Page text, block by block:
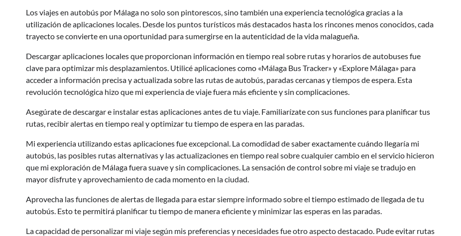
Los viajes en autobús por Málaga no solo son pintorescos, sino también una experiencia tecnológica gracias a la
utilización de aplicaciones locales. Desde los puntos turísticos más destacados hasta los rincones menos conocidos, cada
trayecto se convierte en una oportunidad para sumergirse en la autenticidad de la vida malagueña.
Descargar aplicaciones locales que proporcionan información en tiempo real sobre rutas y horarios de autobuses fue
clave para optimizar mis desplazamientos. Utilicé aplicaciones como «Málaga Bus Tracker» y «Explore Málaga» para
acceder a información precisa y actualizada sobre las rutas de autobús, paradas cercanas y tiempos de espera. Esta
revolución tecnológica hizo que mi experiencia de viaje fuera más eficiente y sin complicaciones.
Asegúrate de descargar e instalar estas aplicaciones antes de tu viaje. Familiarízate con sus funciones para planificar tus
rutas, recibir alertas en tiempo real y optimizar tu tiempo de espera en las paradas.
Mi experiencia utilizando estas aplicaciones fue excepcional. La comodidad de saber exactamente cuándo llegaría mi
autobús, las posibles rutas alternativas y las actualizaciones en tiempo real sobre cualquier cambio en el servicio hicieron
que mi exploración de Málaga fuera suave y sin complicaciones. La sensación de control sobre mi viaje se tradujo en
mayor disfrute y aprovechamiento de cada momento en la ciudad.
Aprovecha las funciones de alertas de llegada para estar siempre informado sobre el tiempo estimado de llegada de tu
autobús. Esto te permitirá planificar tu tiempo de manera eficiente y minimizar las esperas en las paradas.
La capacidad de personalizar mi viaje según mis preferencias y necesidades fue otro aspecto destacado. Pude evitar rutas